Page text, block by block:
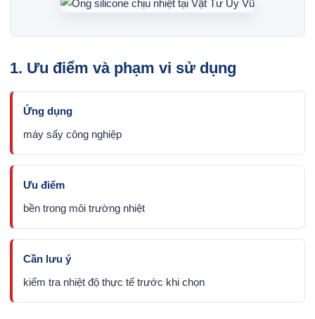
1. Ưu điểm và phạm vi sử dụng
Ứng dụng
máy sấy công nghiệp
Ưu điểm
bền trong môi trường nhiệt
Cần lưu ý
kiểm tra nhiệt độ thực tế trước khi chọn